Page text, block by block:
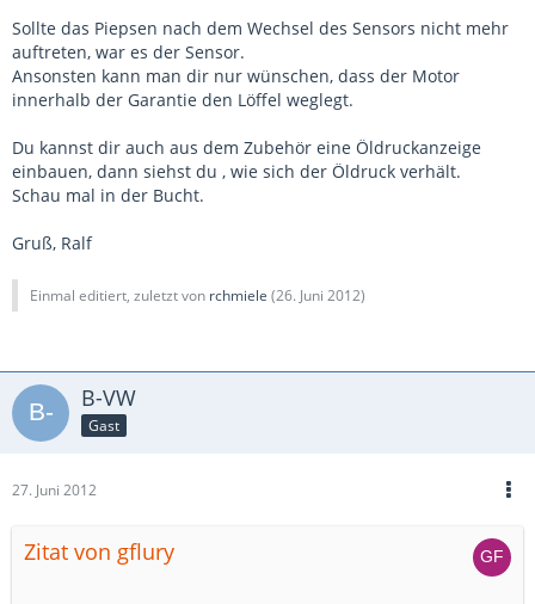
Sollte das Piepsen nach dem Wechsel des Sensors nicht mehr
auftreten, war es der Sensor.
Ansonsten kann man dir nur wünschen, dass der Motor
innerhalb der Garantie den Löffel weglegt.
Du kannst dir auch aus dem Zubehör eine Öldruckanzeige
einbauen, dann siehst du , wie sich der Öldruck verhält.
Schau mal in der Bucht.
Gruß, Ralf
Einmal editiert, zuletzt von rchmiele (26. Juni 2012)
B-VW
Gast
27. Juni 2012
Zitat von gflury